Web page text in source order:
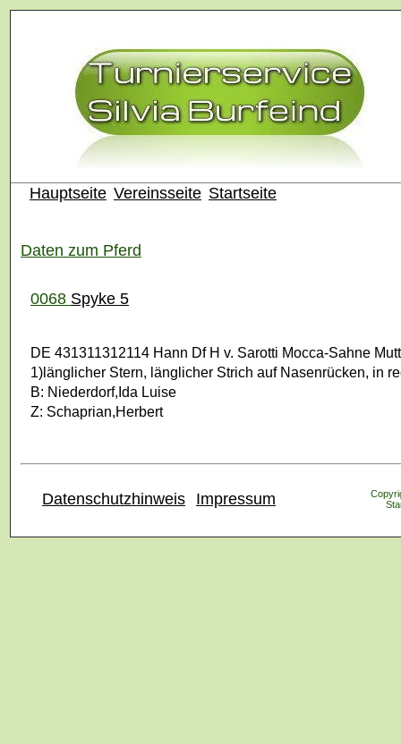
Hauptseite Vereinsseite Startseite
Daten zum Pferd
0068 Spyke 5
DE 431311312114 Hann Df H v. Sarotti Mocca-Sahne
1)länglicher Stern, länglicher Strich auf Nasenrücken, in
B: Niederdorf,Ida Luise
Z: Schaprian,Herbert
Datenschutzhinweis Impressum